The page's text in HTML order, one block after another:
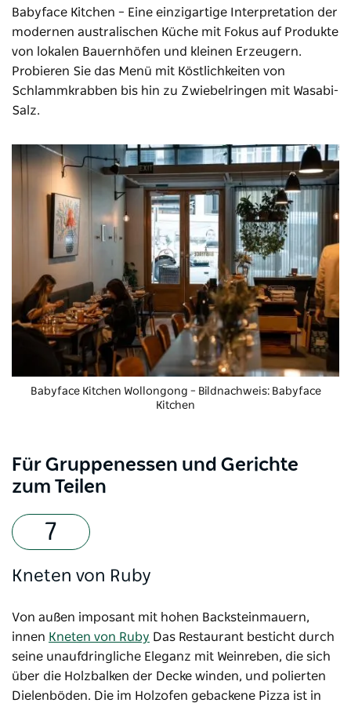
Babyface Kitchen – Eine einzigartige Interpretation der
modernen australischen Küche mit Fokus auf Produkte
von lokalen Bauernhöfen und kleinen Erzeugern.
Probieren Sie das Menü mit Köstlichkeiten von
Schlammkrabben bis hin zu Zwiebelringen mit Wasabi-
Salz.
Babyface Kitchen Wollongong – Bildnachweis: Babyface
Kitchen
Für Gruppenessen und Gerichte
zum Teilen
Kneten von Ruby
Von außen imposant mit hohen Backsteinmauern,
innen Kneten von Ruby Das Restaurant besticht durch
seine unaufdringliche Eleganz mit Weinreben, die sich
über die Holzbalken der Decke winden, und polierten
Dielenböden. Die im Holzofen gebackene Pizza ist in